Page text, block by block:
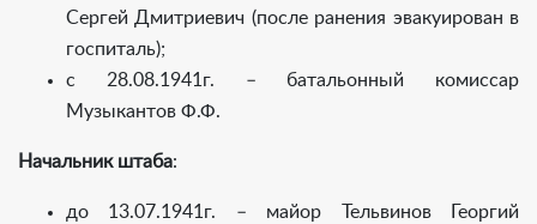
Сергей Дмитриевич (после ранения эвакуирован в
госпиталь);
с 28.08.1941г. – батальонный комиссар
Музыкантов Ф.Ф.
Начальник штаба:
до 13.07.1941г. – майор Тельвинов Георгий